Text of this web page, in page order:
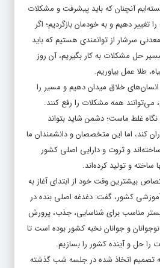
آنچنان که باید پیشرفت و مشکلات
تغییر دهیم و به خودمان بازگردیم؛ اگر
سرشار از توانمندی هستیم که باید
حل مشکلات به کار بگیریم، آن روز
طلا عمل بیاوریم.
خلاق میدان دهیم و مسیر را
می‌توانند همه مشکلات را رفع کنند.
غلط ماست؛ دشمن شاید بتواند
کند، اما این متخصصان و دانشمندان ما
و ثروت و دارایی اصلی کشور
ساخته و تولید کرده‌اند.
بیشترین وقت خود از ابتدای آغاز به
کشور، گفت: دغدغه اصلی بنده در
مناسب برای شناسایی، جذب، پرورش
و جوانان نخبه کشور بوده است تا
را حل و آینده کشور را بسازیم.
تصمیم اتخاذ شده در جلسه شب گذشته